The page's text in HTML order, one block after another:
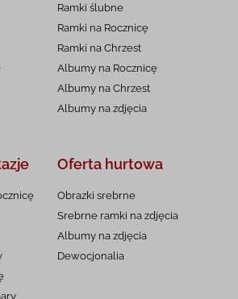
Ramki ślubne
Ramki na Rocznicę
Ramki na Chrzest
Albumy na Rocznicę
Albumy na Chrzest
Albumy na zdjęcia
Oferta hurtowa
Obrazki srebrne
Srebrne ramki na zdjęcia
Albumy na zdjęcia
Dewocjonalia